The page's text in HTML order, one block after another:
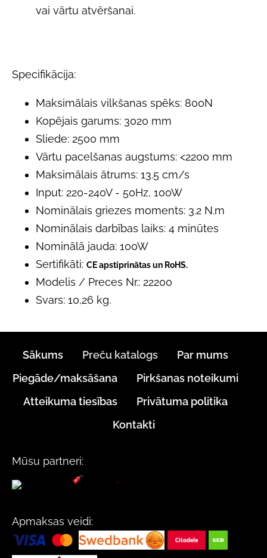
vai vārtu atvēršanai.
Specifikācija:
Maksimālais vilkšanas spēks: 800N
Kopējais garums: 3020 mm
Sliede: 2500 mm
Vārtu pacelšanas augstums: <2200 mm
Maksimālais ātrums: 13.5 cm/s
Input: 220-240V - 50Hz, 100W
Nominālais griezes moments: 3.2 N.m
Nominālais darbības laiks: 4 minūtes
Nominālā jauda: 100W
Sertifikāti: CE apstiprinātas un RoHS.
Modelis / Preces Nr.: 22200
Svars: 10,26 kg.
Sākums Preču katalogs
Par mums
Piegāde/maksāšana
Pirkšanas noteikumi
Atteikuma tiesības
Privātuma politika
Kontakti
Mūsu partneri:
Apmaksas veidi: